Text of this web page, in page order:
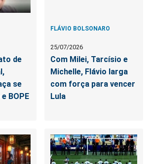
de
se
BOPE
FLÁVIO BOLSONARO
25/07/2026
Com Milei, Tarcísio e
Michelle, Flávio larga
com força para vencer
Lula